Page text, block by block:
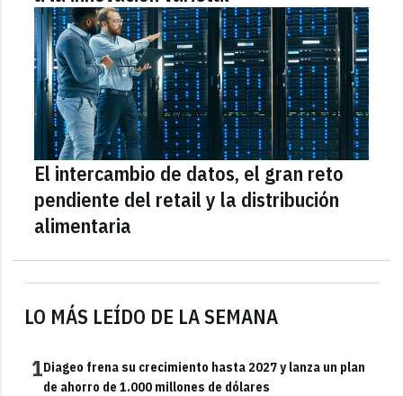
LO MÁS LEÍDO DE LA SEMANA
1Diageo frena su crecimiento hasta 2027 y lanza un plan
de ahorro de 1.000 millones de dólares
El intercambio de datos, el gran reto
pendiente del retail y la distribución
alimentaria